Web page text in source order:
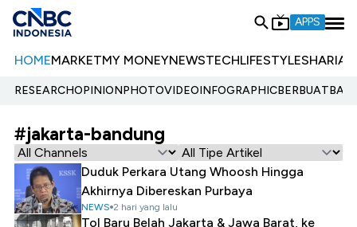
APPS
HOMEMARKETMY MONEYNEWSTECHLIFESTYLESHARIA
RESEARCHOPINIONPHOTOVIDEOINFOGRAPHIC
#jakarta-bandung
Duduk Perkara Utang Whoosh Hingga
Akhirnya Dibereskan Purbaya
NEWS 2 hari yang lalu
Tol Baru Belah Jakarta & Jawa Barat, ke